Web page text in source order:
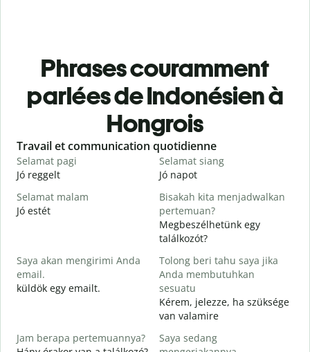
Phrases couramment
parlées de Indonésien à
Hongrois
Slide 1 of 6
Travail et communication quotidienne
Selamat pagi
Jó reggelt
Selamat siang
Jó napot
Selamat malam
Jó estét
Bisakah kita menjadwalkan
pertemuan?
Megbeszélhetünk egy
találkozót?
Saya akan mengirimi Anda
email.
küldök egy emailt.
Tolong beri tahu saya jika
Anda membutuhkan
sesuatu
Kérem, jelezze, ha szüksége
van valamire
Jam berapa pertemuannya?
Saya sedang